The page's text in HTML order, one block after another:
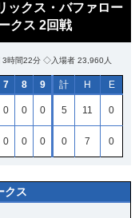
ックス・バファロー
クス 2回戦
時間22分 ◇入場者 23,960人
7 8 9 計 H E
0 0 0 5 11 0
0 0 0 0 7 0
クス